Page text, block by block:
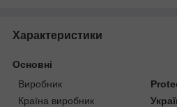
Характеристики
Основні
Виробник
Країна виробник